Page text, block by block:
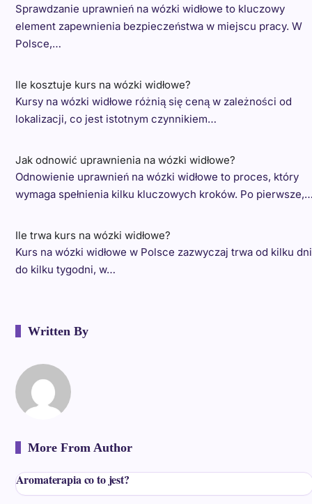
Sprawdzanie uprawnień na wózki widłowe to kluczowy
element zapewnienia bezpieczeństwa w miejscu pracy. W
Polsce,…
Ile kosztuje kurs na wózki widłowe?
Kursy na wózki widłowe różnią się ceną w zależności od
lokalizacji, co jest istotnym czynnikiem…
Jak odnowić uprawnienia na wózki widłowe?
Odnowienie uprawnień na wózki widłowe to proces, który
wymaga spełnienia kilku kluczowych kroków. Po
Ile trwa kurs na wózki widłowe?
Kurs na wózki widłowe w Polsce zazwyczaj trwa od kilku dni
do kilku tygodni, w…
Written By
More From Author
Aromaterapia co to jest?